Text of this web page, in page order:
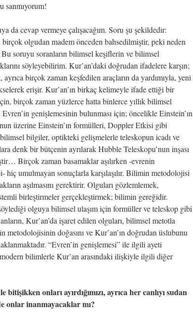
sanmıyorum!
da cevap vermeye çalışacağım. Soru şu şekildedir:
olgudan madem önceden bahsedilmiştir, peki neden
soruyu soranların bilimsel keşiflerin ve bilimsel
söyleyebilirim. Kur’an’daki doğrudan ifadelere karşın;
birçok zaman keşfedilen araçların da yardımıyla, yeni
erişir. Kur’an’ın birkaç kelimeyle ifade ettiği bir
birçok zaman yüzlerce hatta binlerce yıllık bilimsel
genişlemesinin bulunması için; öncelikle Einstein’ın
üzerine Einstein’ın formülleri, Doppler Etkisi gibi
bilgiler, optikteki gelişmelerle teleskopun icadı ve
denk bir bütçenin ayrılarak Hubble Teleskopu’nun inşası
Birçok zaman basamaklar aşılırken -evrenin
hiç umulmayan sonuçlarla karşılaşılır. Bilimin metodolojisi
aşılmasını gerektirir. Olguları gözlemlemek,
birleştirmeler gerçekleştirmek; bilimin gereğidir.
olguya bilimsel ulaşım için formüller ve teleskop gibi
Kur’an’da işaret edilen olguları, bilimsel metotla
doğasını ve Kur’an’ın doğrudan üslubunu
“Evren’in genişlemesi” ile ilgili ayeti
bilimlerle Kur’an arasındaki ilişkiyle ilgili diğer
onları ayırdığımızı, ayrıca her canlıyı sudan
onlar inanmayacaklar mı?